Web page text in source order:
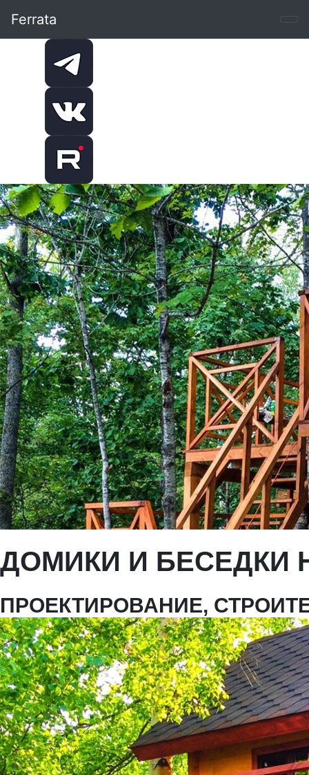
Ferrata
ДОМИКИ И БЕСЕДКИ
ПРОЕКТИРОВАНИЕ,